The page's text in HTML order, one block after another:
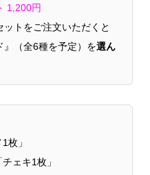
1,200円
トをご注文いただくと
』（全6種を予定）を選ん
枚」
ェキ1枚」